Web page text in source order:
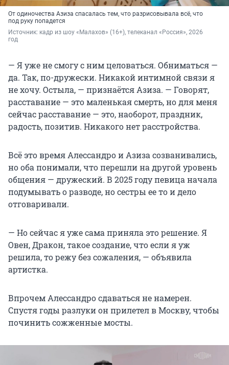
От одиночества Азиза спасалась тем, что разрисовывала всё, что
под руку попадется
Источник: кадр из шоу «Малахов» (16+), телеканал «Россия», 2026
год
— Я уже не смогу с ним целоваться. Обниматься —
да. Так, по-дружески. Никакой интимной связи я
не хочу. Остыла, — признаётся Азиза. — Говорят,
расставание — это маленькая смерть, но для меня
сейчас расставание — это, наоборот, праздник,
радость, позитив. Никакого нет расстройства.
Всё это время Алессандро и Азиза созванивались,
но оба понимали, что перешли на другой уровень
общения — дружеский. В 2025 году певица начала
подумывать о разводе, но сестры ее то и дело
отговаривали.
— Но сейчас я уже сама приняла это решение. Я
Овен, Дракон, такое создание, что если я уж
решила, то режу без сожаления, — объявила
артистка.
Впрочем Алессандро сдаваться не намерен.
Спустя годы разлуки он прилетел в Москву, чтобы
починить сожженные мосты.